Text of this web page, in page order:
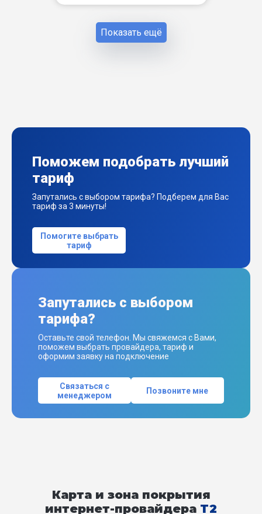
Показать ещё
Поможем подобрать лучший
тариф
Запутались с выбором тарифа? Подберем для Вас
тариф за 3 минуты!
Помогите выбрать
тариф
Запутались с выбором
тарифа?
Оставьте свой телефон. Мы свяжемся с Вами,
поможем выбрать провайдера, тариф и
оформим заявку на подключение
Связаться с
менеджером
Позвоните мне
Карта и зона покрытия
интернет-провайдера T2